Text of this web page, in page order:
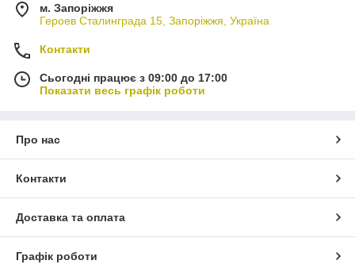
м. Запоріжжя
Героев Сталинграда 15, Запоріжжя, Україна
Контакти
Сьогодні працює з 09:00 до 17:00
Показати весь графік роботи
Про нас
Контакти
Доставка та оплата
Графік роботи